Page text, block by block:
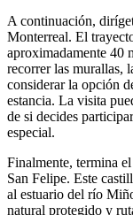
A continuación,
Monterreal. El
aproximadamente 40
recorrer las murallas,
considerar la opción
estancia. La visita
de si decides
especial.
Finalmente, termina
San Felipe. Este
al estuario del río
natural protegido y